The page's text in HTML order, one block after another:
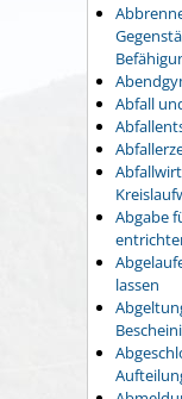
Abfall
Abgabe
lassen